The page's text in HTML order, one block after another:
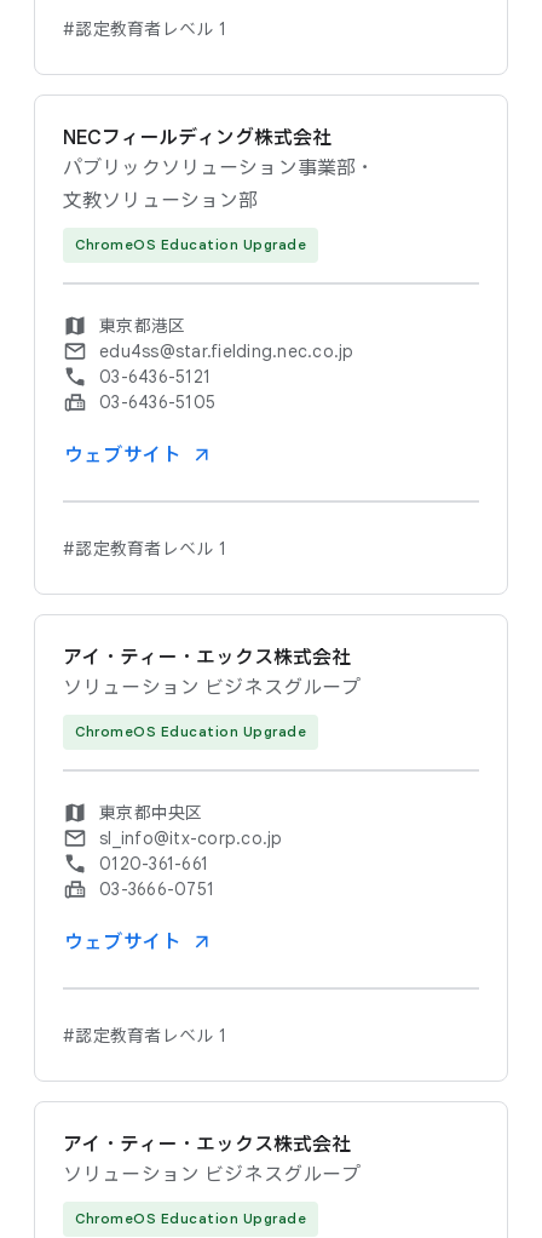
#認定教育者レベル 1
NECフィールディング株式会社
パブリックソリューション事業部・
文教ソリューション部
ChromeOS Education Upgrade
東京都港区
edu4ss@star.fielding.nec.co.jp
03-6436-5121
03-6436-5105
ウェブサイト
#認定教育者レベル 1
アイ・ティー・エックス株式会社
ソリューション ビジネスグループ
ChromeOS Education Upgrade
東京都中央区
sl_info@itx-corp.co.jp
0120-361-661
03-3666-0751
ウェブサイト
#認定教育者レベル 1
アイ・ティー・エックス株式会社
ソリューション ビジネスグループ
ChromeOS Education Upgrade